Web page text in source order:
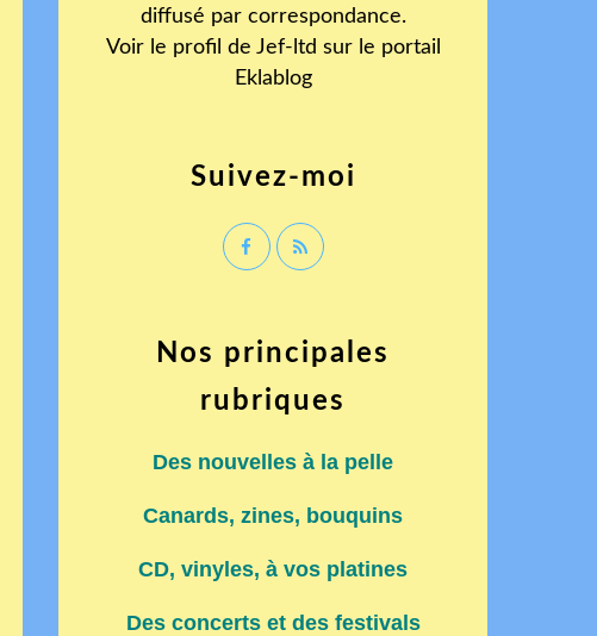
diffusé par correspondance.
Voir le profil de Jef-ltd sur le portail
Eklablog
Suivez-moi
Nos principales
rubriques
Des nouvelles à la pelle
Canards, zines, bouquins
CD, vinyles, à vos platines
Des concerts et des festivals